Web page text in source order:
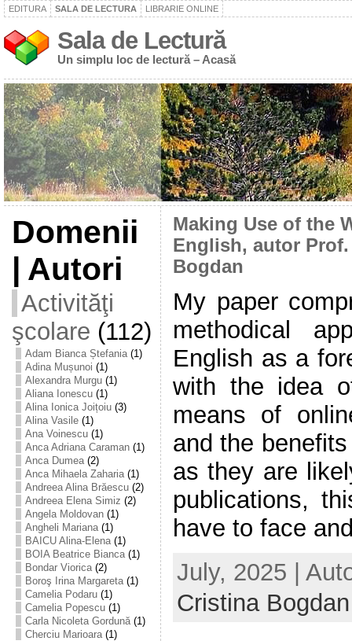
EDITURA SALA DE LECTURA LIBRARIE ONLINE
Sala de Lectură
Un simplu loc de lectură – Acasă
Domenii
| Autori
Activităţi
şcolare (112)
Adam Bianca Ștefania(1)
Adina Mușunoi (1)
Alexandra Murgu(1)
Aliana Ionescu(1)
Alina Ionica Joițoiu(3)
Alina Vasile(1)
Ana Voinescu(1)
Anca Adriana Caraman(1)
Anca Dumea(2)
Anca Mihaela Zaharia(1)
Andreea Alina Brăescu(2)
Andreea Elena Simiz (2)
Angela Moldovan(1)
Angheli Mariana(1)
BAICU Alina-Elena(1)
BOIA Beatrice Bianca(1)
Bondar Viorica(2)
Boroş Irina Margareta(1)
Camelia Podaru(1)
Camelia Popescu(1)
Carla Nicoleta Gordună(1)
Cherciu Marioara(1)
Making Use of the
English, autor
Bogdan
My paper
methodical
English as a
with the idea
means of
and the
as they are
publications,
have to face
July, 2025 |
Cristina Bogdan